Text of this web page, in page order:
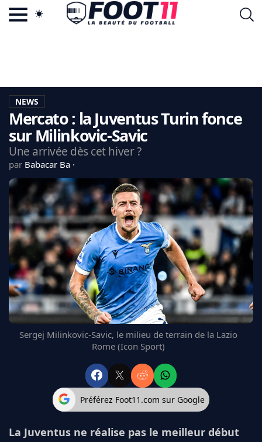
LA CHARTE
VIE PRIVÉE
CGU
CONTACTEZ-NOUS
MERCATO
CDM 2026
EDF
PSG
LIGUE 1
REAL MADRID
FC BARCELONE
MANCHESTER UNITED
CHELSEA
ARSENAL
BAYERN
NEWS
Mercato : la Juventus Turin fonce
sur Milinkovic-Savic
Une arrivée dès cet hiver ?
par Babacar Ba
Sergej Milinkovic-Savic, le milieu de terrain de la Lazio
Rome (Icon Sport)
Préférez Foot11.com sur Google
La Juventus ne réalise pas le meilleur début